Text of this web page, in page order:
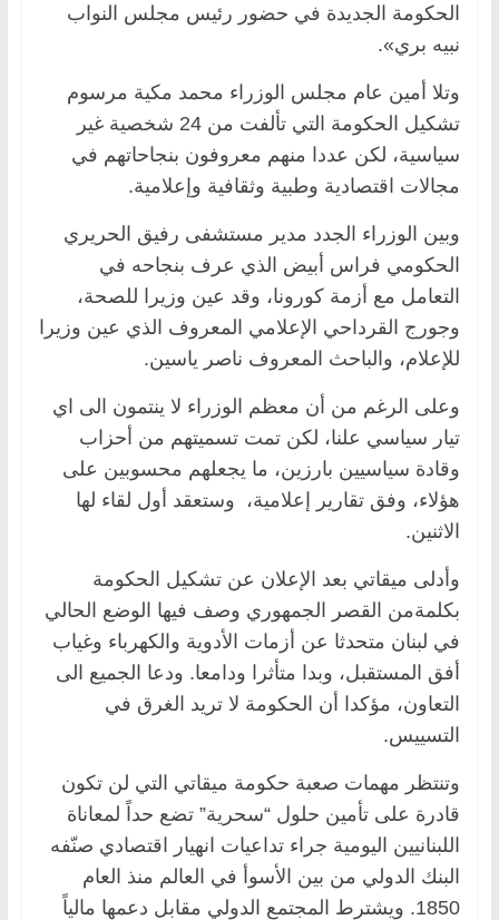
الحكومة الجديدة في حضور رئيس مجلس النواب
نبيه بري».
وتلا أمين عام مجلس الوزراء محمد مكية مرسوم
تشكيل الحكومة التي تألفت من 24 شخصية غير
سياسية، لكن عددا منهم معروفون بنجاحاتهم في
مجالات اقتصادية وطبية وثقافية وإعلامية.
وبين الوزراء الجدد مدير مستشفى رفيق الحريري
الحكومي فراس أبيض الذي عرف بنجاحه في
التعامل مع أزمة كورونا، وقد عين وزيرا للصحة،
وجورج القرداحي الإعلامي المعروف الذي عين وزيرا
للإعلام، والباحث المعروف ناصر ياسين.
وعلى الرغم من أن معظم الوزراء لا ينتمون الى اي
تيار سياسي علنا، لكن تمت تسميتهم من أحزاب
وقادة سياسيين بارزين، ما يجعلهم محسوبين على
هؤلاء، وفق تقارير إعلامية، وستعقد أول لقاء لها
الاثنين.
وأدلى ميقاتي بعد الإعلان عن تشكيل الحكومة
بكلمةمن القصر الجمهوري وصف فيها الوضع الحالي
في لبنان متحدثا عن أزمات الأدوية والكهرباء وغياب
أفق المستقبل، وبدا متأثرا ودامعا. ودعا الجميع الى
التعاون، مؤكدا أن الحكومة لا تريد الغرق في
التسييس.
وتنتظر مهمات صعبة حكومة ميقاتي التي لن تكون
قادرة على تأمين حلول “سحرية” تضع حداً لمعاناة
اللبنانيين اليومية جراء تداعيات انهيار اقتصادي صنّفه
البنك الدولي من بين الأسوأ في العالم منذ العام
1850. ويشترط المجتمع الدولي مقابل دعمها مالياً